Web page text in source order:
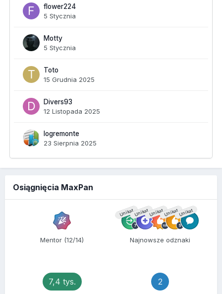
flower224
5 Stycznia
Motty
5 Stycznia
Toto
15 Grudnia 2025
Divers93
12 Listopada 2025
logremonte
23 Sierpnia 2025
Osiągnięcia MaxPan
Mentor (12/14)
UnikatUnikatUnikatUnikatUnikat
Najnowsze odznaki
7,4 tys. 2